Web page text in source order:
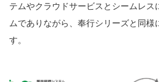
テムやクラウドサービスとシームレス
ムでありながら、奉行シリーズと同様
す。